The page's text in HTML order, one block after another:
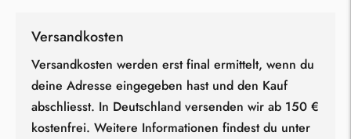
Versandkosten
Versandkosten werden erst final ermittelt, wenn du
deine Adresse eingegeben hast und den Kauf
abschliesst. In Deutschland versenden wir ab 150 €
kostenfrei. Weitere Informationen findest du unter